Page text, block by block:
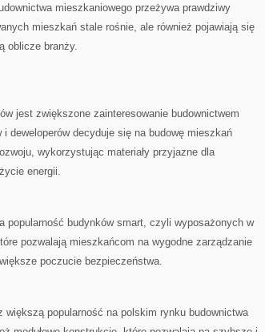
mieszkaniowego przeżywa prawdziwy
mieszkań stale ​rośnie, ale również pojawiają się
oblicze branży.
jest zwiększone zainteresowanie budownictwem⁤
‌deweloperów ⁤decyduje się na ⁢budowę ​mieszkań
wykorzystując materiały przyjazne dla‍
‌energii.
popularność budynków smart, czyli wyposażonych w
pozwalają​ mieszkańcom na wygodne zarządzanie
poczucie bezpieczeństwa.
większą popularność na ‌polskim rynku budownictwa